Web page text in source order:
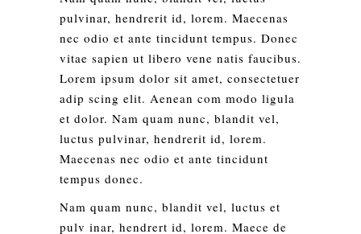
pulvinar, hendrerit id, lorem. Maecenas
nec odio et ante tincidunt tempus. Donec
vitae sapien ut libero vene natis faucibus.
Lorem ipsum dolor sit amet, consectetuer
adip scing elit. Aenean com modo ligula
et dolor. Nam quam nunc, blandit vel,
luctus pulvinar, hendrerit id, lorem.
Maecenas nec odio et ante tincidunt
tempus donec.
Nam quam nunc, blandit vel, luctus et
pulv inar, hendrert id, lorem. Maece de